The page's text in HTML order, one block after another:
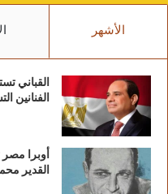
الأشهر
القباني
الفنانين
أوبرا
القدير